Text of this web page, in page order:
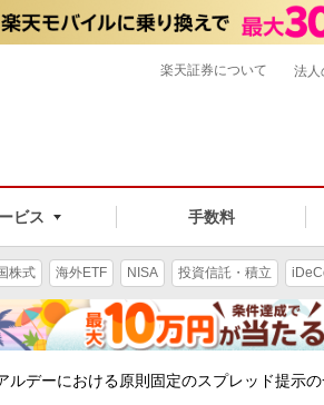
ビス 手数料
楽天証券について 法人
株式 海外ETF NISA 投資信託・積立
ルデーにおける原則固定のスプレッド提示